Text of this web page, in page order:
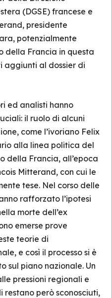
(DGSE) francese e
presidente
potenzialmente
della Francia in questa
aggiunti al dossier di
ed analisti hanno
il ruolo di alcuni
come l’ivoriano Felix
alla linea politica del
della Francia, all’epoca
Mitterand, con cui le
tese. Nel corso delle
rafforzato l’ipotesi
morte dell’ex
emerse prove
teorie di
e così il processo si è
sul piano nazionale. Un
pressioni regionali e
però sconosciuti,